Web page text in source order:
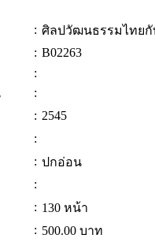
: ศิลปวัฒนธรรมไทยกั
: B02263
:
:
: 2545
:
: ปกอ่อน
:
: 130 หน้า
: 500.00 บาท